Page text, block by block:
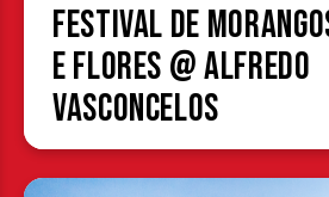
Festival de
e Flores @ Alfredo
Vasconcelos